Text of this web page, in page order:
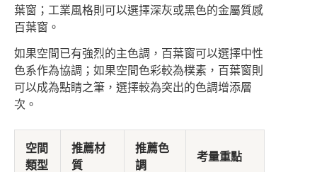
葉窗；工業風格則可以選擇深灰或黑色的金屬質感
百葉窗。
如果空間已有強烈的主色調，百葉窗可以選擇中性
色系作為協調；如果空間色彩較為樸素，百葉窗則
可以成為點睛之筆，選擇較為突出的色調增添層
次。
空間
類型
推薦材
質
推薦色
調
考量重點